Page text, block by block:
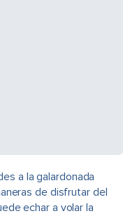
a la galardonada
de disfrutar del
echar a volar la